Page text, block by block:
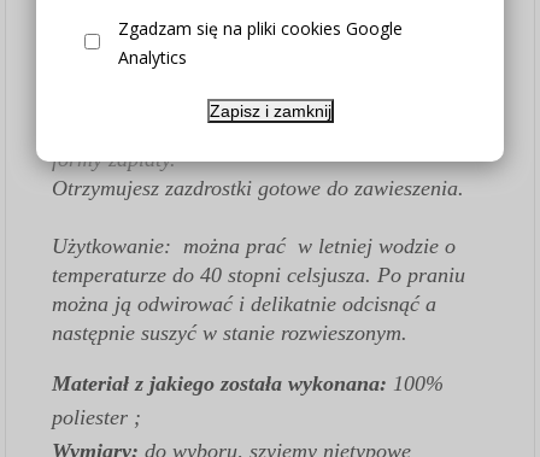
Zgadzam się na pliki cookies Google
Analytics
Zapisz i zamknij
szerokości - Kup łącznie potrzebną ilość
zazdrostki a konkretne wymiary rozpisz w
WIADOMOŚCI DO SPRZEDAJĄCEGO -
okienko pojawi sie przy wyborze płatności i
formy zapłaty.
Otrzymujesz zazdrostki gotowe do zawieszenia.
Użytkowanie: można prać w letniej wodzie o
temperaturze do 40 stopni celsjusza. Po praniu
można ją odwirować i delikatnie odcisnąć a
następnie suszyć w stanie rozwieszonym.
Materiał z jakiego została wykonana: 100%
poliester ;
Wymiary: do wyboru,szyjemy nietypowe